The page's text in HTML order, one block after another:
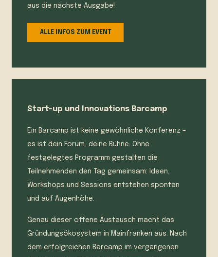
aus die nächste Ausgabe!
ALLE INFOS ZUM EVENT
Start-up und Innovations Barcamp
Ein Barcamp ist keine gewöhnliche Konferenz –
es ist dein Forum, deine Bühne. Ohne
festgelegtes Programm gestalten die
Teilnehmenden den Tag gemeinsam: Ideen,
Workshops und Sessions entstehen spontan
und auf Augenhöhe.
Genau dieser offene Austausch macht das
Gründungsökosystem in Mainfranken aus. Nach
dem erfolgreichen Barcamp im vergangenen